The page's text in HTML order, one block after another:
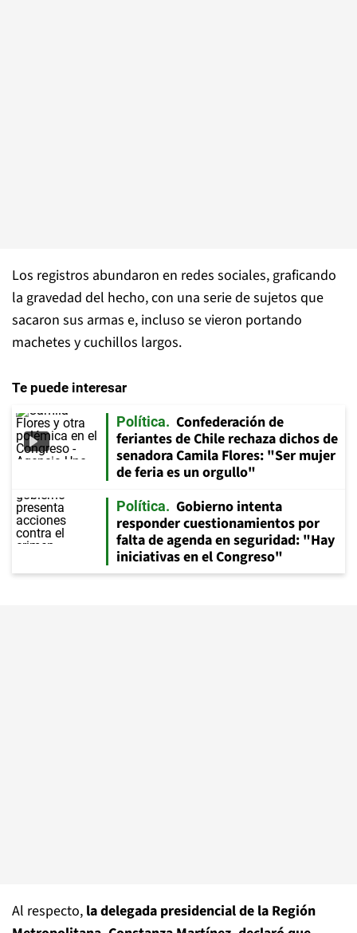
Los registros abundaron en redes sociales, graficando
la gravedad del hecho, con una serie de sujetos que
sacaron sus armas e, incluso se vieron portando
machetes y cuchillos largos.
Te puede interesar
Política
Confederación de
feriantes de Chile rechaza dichos de
senadora Camila Flores: "Ser mujer
de feria es un orgullo"
Política
Gobierno intenta
responder cuestionamientos por
falta de agenda en seguridad: "Hay
iniciativas en el Congreso"
Al respecto, la delegada presidencial de la Región